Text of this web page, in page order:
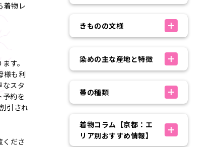
着物レ
す。
様も利
スタ
予約を
引され
くださ
きものの文様
染めの主な産地と特徴
帯の種類
着物コラム【京都：エ
リア別おすすめ情報】